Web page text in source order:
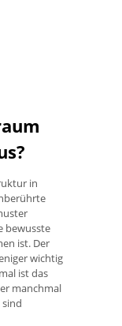
in
bewusste
ist. Der
wichtig
ist das
manchmal